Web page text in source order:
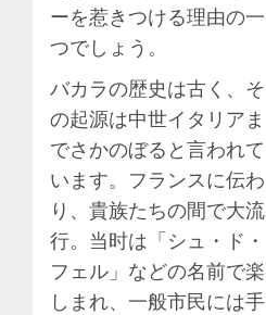
ーを惹きつける理由の一
つでしょう。
バカラの歴史は古く、そ
の起源は中世イタリアま
でさかのぼると言われて
います。フランスに伝わ
り、貴族たちの間で大流
行。当时は「シュ・ド・
フェル」などの名前で楽
しまれ、一般市民には手